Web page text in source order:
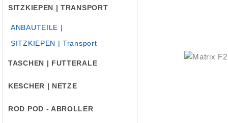
SITZKIEPEN | TRANSPORT
ANBAUTEILE |
SITZKIEPEN | Transport
TASCHEN | FUTTERALE
KESCHER | NETZE
ROD POD - ABROLLER